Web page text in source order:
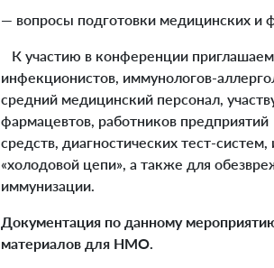
— вопросы подготовки медицинских и
К участию в конференции приглашаем
инфекционистов, иммунологов-
средний медицинский персонал,
фармацевтов, работников
средств, диагностических тест-
«холодовой цепи», а также для
иммунизации.
Документация по данному
материалов для НМО.